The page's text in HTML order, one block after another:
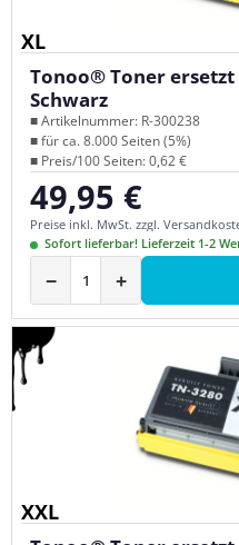
XL
Tonoo® Toner
Schwarz
■ Artikelnummer: R-300238
■ für ca. 8.000 Seiten (5%)
■ Preis/100 Seiten: 0,62 €
Regulärer Preis:
49,95 €
Preise inkl. MwSt. zzgl.
Sofort lieferbar! Lieferzeit 1-2
− +
XXL